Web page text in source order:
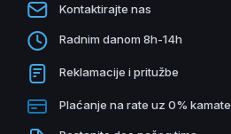
Kontaktirajte nas
Radnim danom 8h-14h
Reklamacije i pritužbe
Plaćanje na rate uz 0% kamate